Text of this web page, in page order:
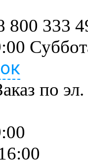
800 333
по